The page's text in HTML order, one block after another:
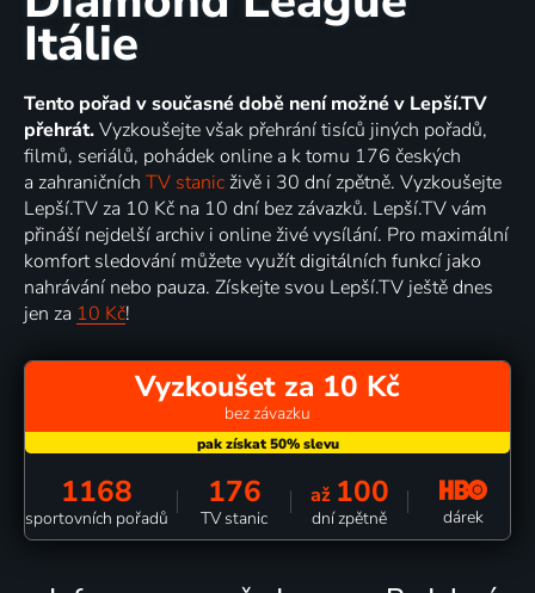
Itálie
Tento pořad v současné době není možné v Lepší.TV
přehrát.Vyzkoušejte však přehrání tisíců jiných pořadů,
filmů, seriálů, pohádek online a k tomu 176 českých
a zahraničních TV stanic živě i 30 dní zpětně. Vyzkoušejte
Lepší.TV za 10 Kč na 10 dní bez závazků. Lepší.TV vám
přináší nejdelší archiv i online živé vysílání. Pro maximální
komfort sledování můžete využít digitálních funkcí jako
nahrávání nebo pauza. Získejte svou Lepší.TV ještě dnes
jen za 10 Kč!
Vyzkoušet za 10 Kč
bez závazku
1168
sportovních pořadů
176
TV stanic
až 100
dní zpětně dárek